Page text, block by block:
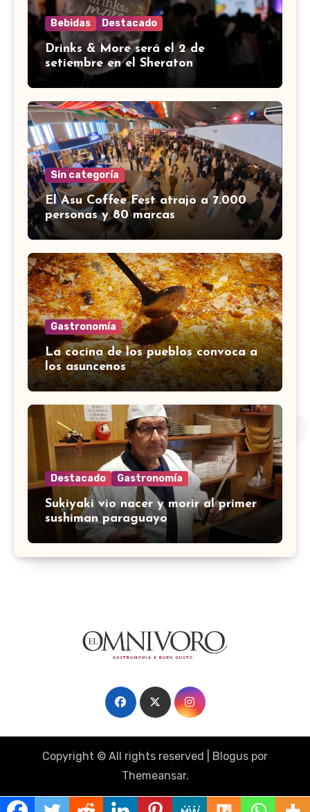
Bebidas Destacado
Drinks & More será el 2 de
setiembre en el Sheraton
Sin categoría
El Asu Coffee Fest atrajo a 7.000
personas y 80 marcas
Gastronomía
La cocina de los pueblos convoca a
los asuncenos
Destacado Gastronomía
Sukiyaki vio nacer y morir al primer
sushiman paraguayo
Copyright © All rights reserved Blogus por
Themeansar.